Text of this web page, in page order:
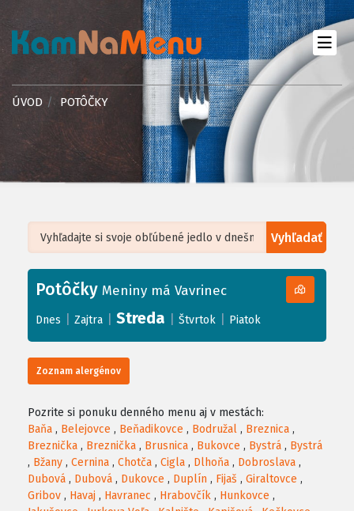
ÚVOD POTÔČKY
Vyhľadať
+
−
Leaflet| ©OpenStreetMap, Tiles courtesy ofHumanitarian OpenStreetMap
Potôčky Meniny má Vavrinec
Dnes Zajtra Streda Štvrtok Piatok
Zoznam alergénov
Pozrite si ponuku denného menu aj v mestách:
Baňa , Belejovce , Beňadikovce , Bodružal , Breznica ,
Breznička , Breznička , Brusnica , Bukovce , Bystrá , Bystrá
, Bžany , Cernina , Chotča , Cigla , Dlhoňa , Dobroslava ,
Dubová , Dubová , Dukovce , Duplín , Fijaš , Giraltovce ,
Gribov , Havaj , Havranec , Hrabovčík , Hunkovce ,